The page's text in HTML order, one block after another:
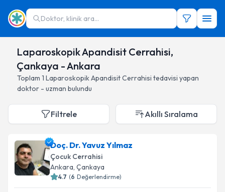
Doktor, klinik ara...
Laparoskopik Apandisit Cerrahisi,
Çankaya - Ankara
Toplam 1 Laparoskopik Apandisit Cerrahisi tedavisi yapan
doktor - uzman bulundu
Filtrele Akıllı Sıralama
Doç. Dr. Yavuz Yılmaz
Çocuk Cerrahisi
Ankara, Çankaya
4.7 (6 Değerlendirme)